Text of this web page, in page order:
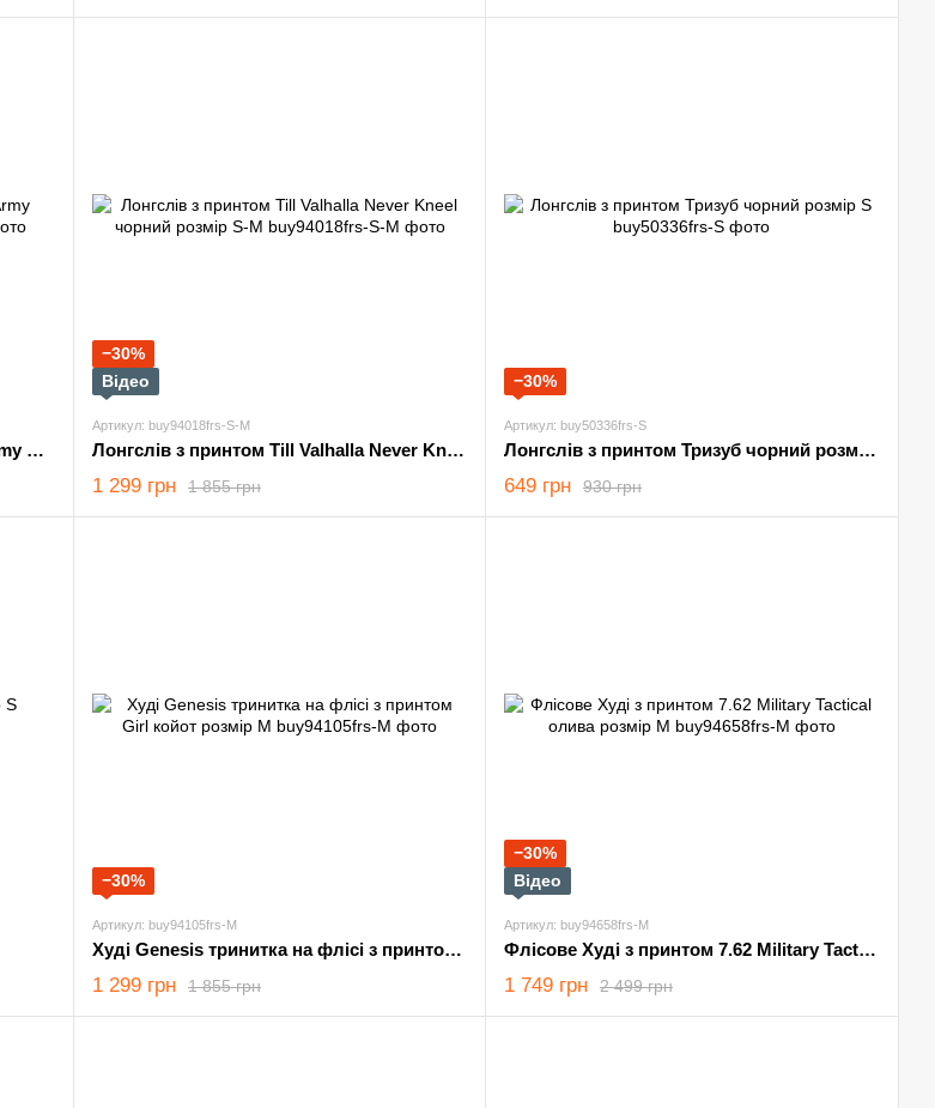
Худі Saint на флісі з принтом U.S.Army мультикам розмір S
−30%
Відео
Артикул: buy94018frs-S-M
Лонгслів з принтом Till Valhalla Never Kneel чорний розмір S-M
1 855 грн
1 299 грн
−30%
Артикул: buy50336frs-S
Лонгслів з принтом Тризуб чорний розмір S
930 грн
649 грн
−30%
Артикул: buy94105frs-M
Худі Genesis тринитка на флісі з принтом Girl койот розмір M
1 855 грн
1 299 грн
−30%
Відео
Артикул: buy94658frs-M
Флісове Худі з принтом 7.62 Military Tactical олива розмір M
2 499 грн
1 749 грн